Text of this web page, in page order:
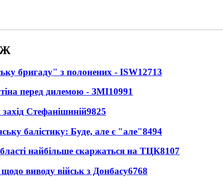
бригаду" з полонених - ISW12713
перед дилемою - ЗМІ10991
Стефанішиній9825
балістику: Буде, але є "але"8494
найбільше скаржаться на ТЦК8107
виводу військ з Донбасу6768